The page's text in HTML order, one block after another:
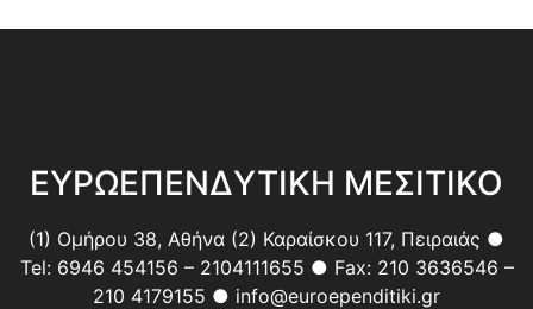
ΕΥΡΩΕΠΕΝΔΥΤΙΚΗ ΜΕΣΙΤΙΚΟ
(1) Ομήρου 38, Αθήνα (2) Καραίσκου 117, Πειραιάς ●
Tel: 6946 454156 – 2104111655 ● Fax: 210 3636546 –
210 4179155 ● info@euroependitiki.gr